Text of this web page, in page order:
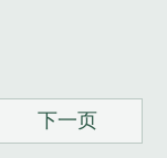
下一页